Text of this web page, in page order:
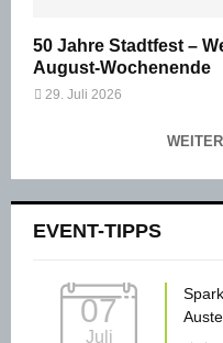
50 Jahre Stadtfest –
August-Wochenende
29. Juli 2026
EVENT-TIPPS
07
Juli